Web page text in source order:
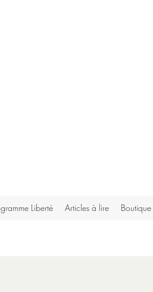
Liberté Articles à lire Boutique